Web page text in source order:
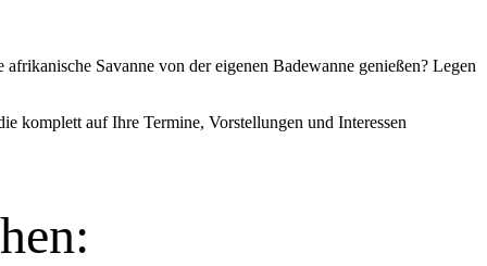
Savanne von der eigenen Badewanne genießen? Legen
komplett auf Ihre Termine, Vorstellungen und Interessen